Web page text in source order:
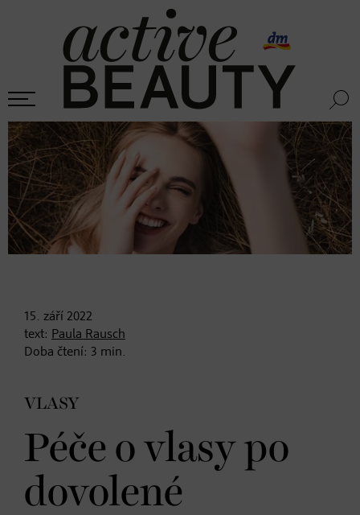
15. září 2022
text: Paula Rausch
Doba čtení: 3 min.
VLASY
Péče o vlasy po
dovolené